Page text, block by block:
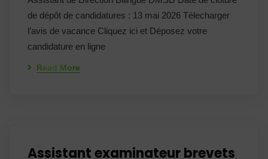
de dépôt de candidatures : 13 mai 2026 Télecharger
l’avis de vacance Cliquez ici et Déposez votre
candidature en ligne
Read More
Assistant examinateur brevets